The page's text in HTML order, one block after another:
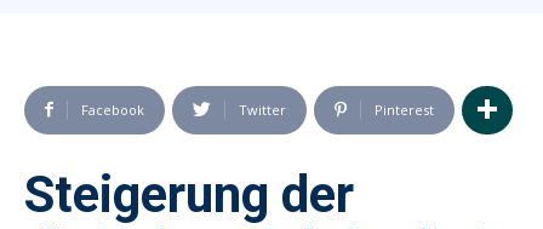
Facebook Twitter Pinterest
Steigerung der